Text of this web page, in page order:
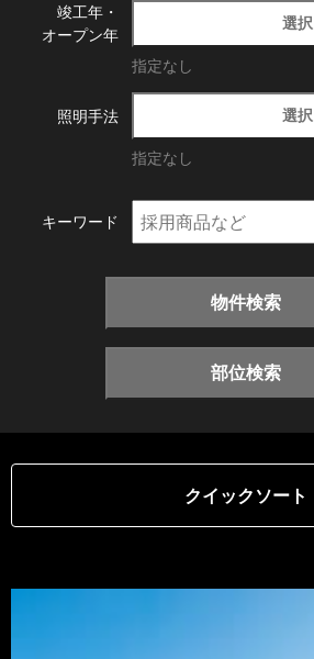
竣工年・
オープン年
選択
指定なし
照明手法 選択
指定なし
キーワード
物件検索
部位検索
クイックソート